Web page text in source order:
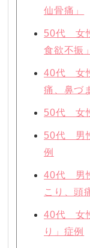
仙骨痛」
50代 女
食欲不振
40代 女
痛、鼻づ
50代 女
50代 男
例
40代 男
こり、頭
40代 女
り」症例